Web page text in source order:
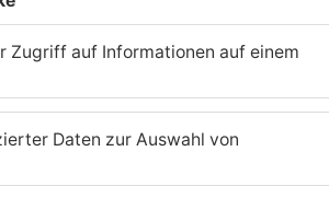
Dörnigheim hat jetzt ein Tablet
bei insgesamt sieben
Gegenstände entwendet
das Gerät und konnten so den
steht die Vermutung im
hat.